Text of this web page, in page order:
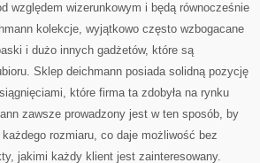
względem wizerunkowym i będą równocześnie
kolekcje, wyjątkowo często wzbogacane
i dużo innych gadżetów, które są
Sklep deichmann posiada solidną pozycję
które firma ta zdobyła na rynku
zawsze prowadzony jest w ten sposób, by
rozmiaru, co daje możliwość bez
jakimi każdy klient jest zainteresowany.